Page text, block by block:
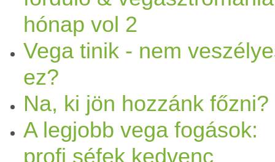
izgalmasétel ek születtek!
közzé. ezennel elengedem
hogy legyen a 47. vkf
fogta fel a témát és
kedvencvegaételeit. olyan
hónap vol 2
Vega tinik - nem
ez?
Na, ki jön hozzánk főzni?
A legjobb vega fogások:
profi séfek kedvenc